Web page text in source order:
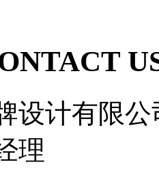
设计有限公
理